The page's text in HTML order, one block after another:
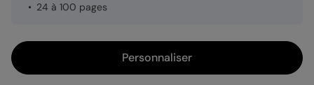
24 à 100 pages
Personnaliser